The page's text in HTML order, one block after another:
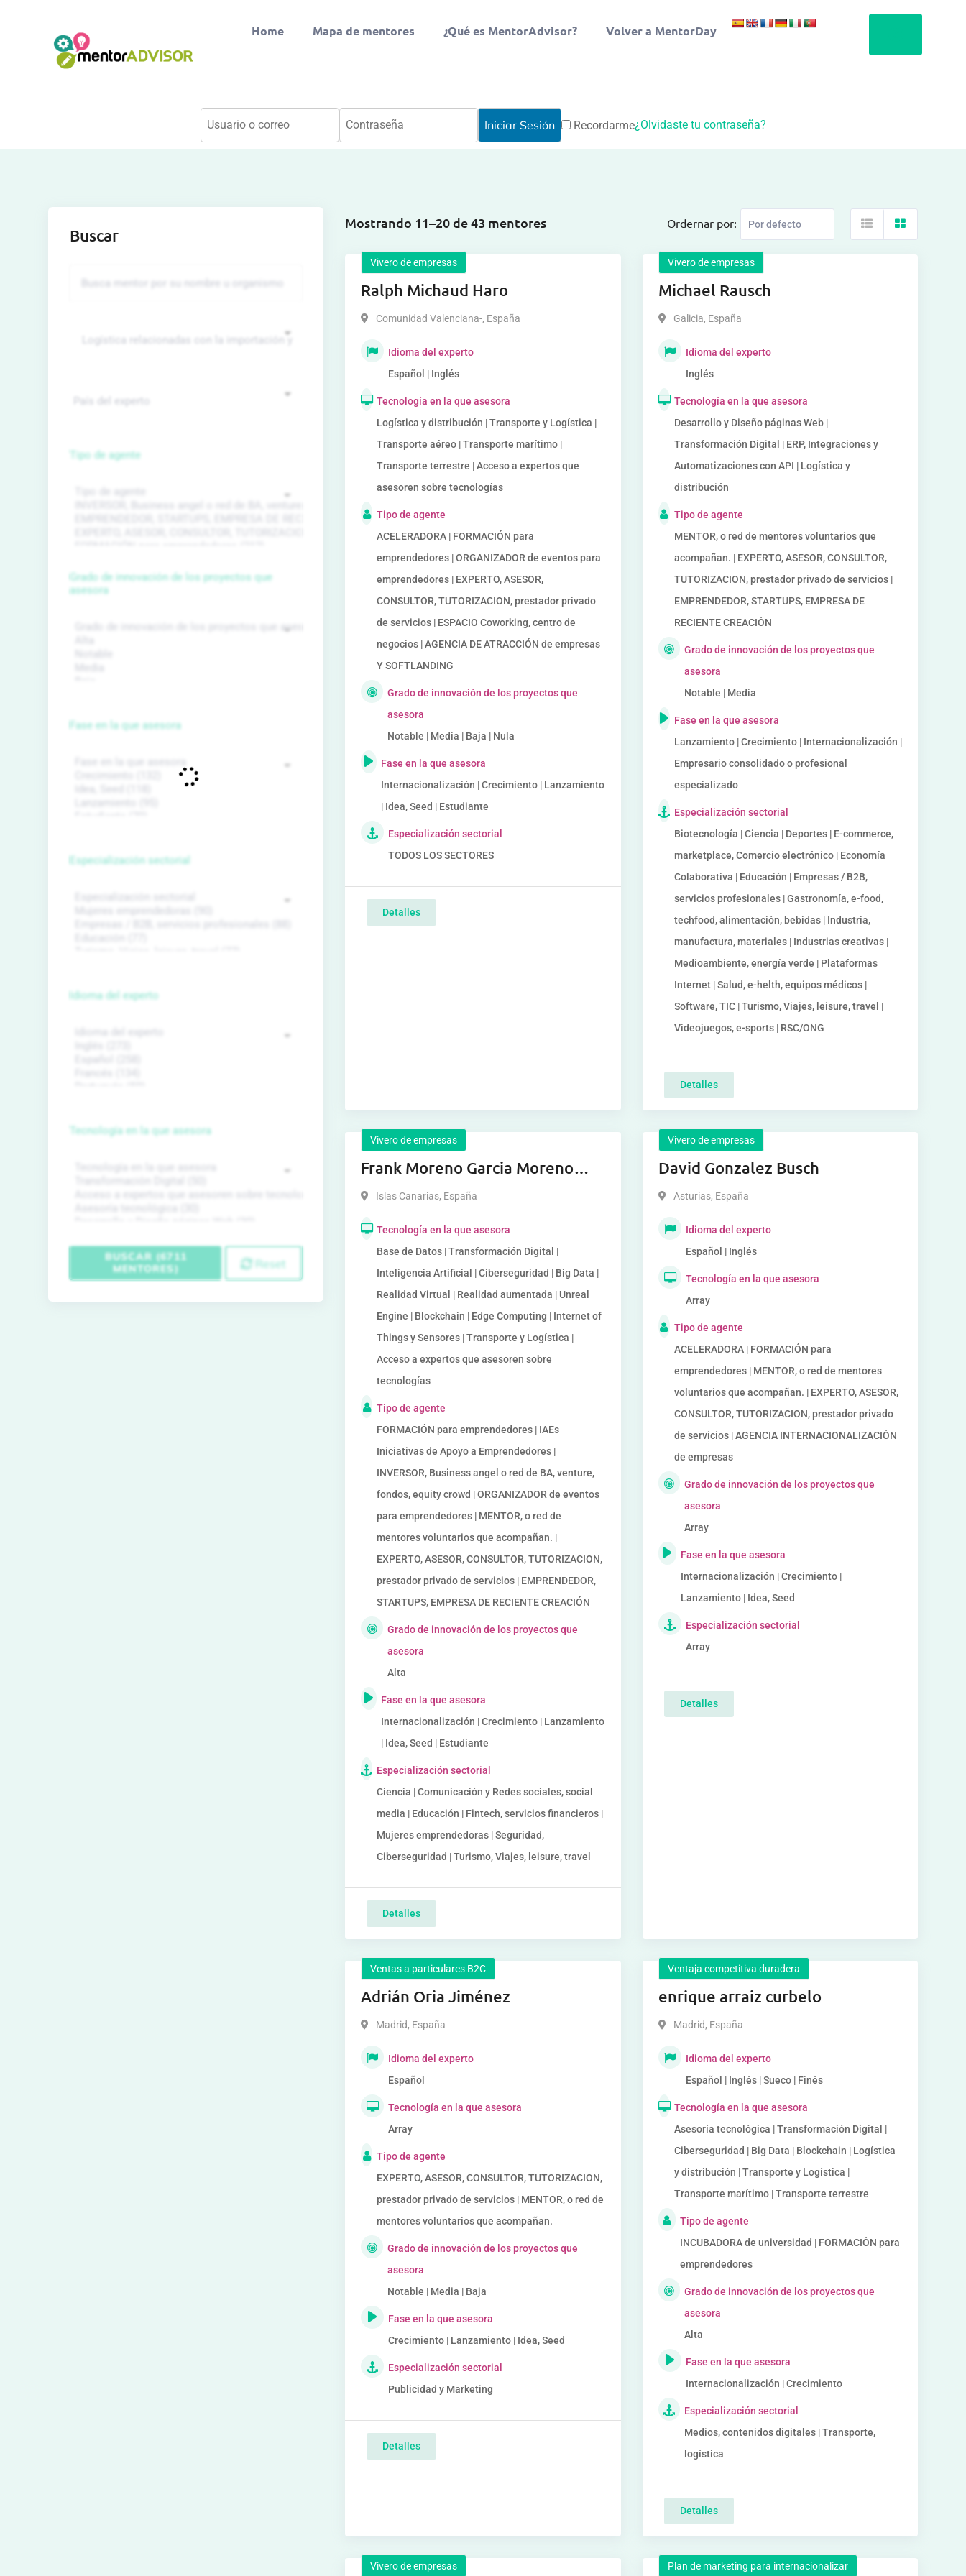
Home Mapa de mentores ¿Qué es MentorAdvisor? Volver a MentorDay
Recordarme¿Olvidaste tu contraseña?
Mostrando 11–20 de 43 mentores Ordernar por:
Vivero de empresas
Ralph Michaud Haro
Comunidad Valenciana-, España
Idioma del experto
Español | Inglés
Tecnología en la que asesora
Logística y distribución | Transporte y Logística |
Transporte aéreo | Transporte marítimo |
Transporte terrestre | Acceso a expertos que
asesoren sobre tecnologías
Tipo de agente
ACELERADORA | FORMACIÓN para
emprendedores | ORGANIZADOR de eventos para
emprendedores | EXPERTO, ASESOR,
CONSULTOR, TUTORIZACION, prestador privado
de servicios | ESPACIO Coworking, centro de
negocios | AGENCIA DE ATRACCIÓN de empresas
Y SOFTLANDING
Grado de innovación de los proyectos que
asesora
Notable | Media | Baja | Nula
Fase en la que asesora
Internacionalización | Crecimiento | Lanzamiento
| Idea, Seed | Estudiante
Especialización sectorial
TODOS LOS SECTORES
Detalles
Vivero de empresas
Michael Rausch
Galicia, España
Idioma del experto
Inglés
Tecnología en la que asesora
Desarrollo y Diseño páginas Web |
Transformación Digital | ERP, Integraciones y
Automatizaciones con API | Logística y
distribución
Tipo de agente
MENTOR, o red de mentores voluntarios que
acompañan. | EXPERTO, ASESOR, CONSULTOR,
TUTORIZACION, prestador privado de servicios |
EMPRENDEDOR, STARTUPS, EMPRESA DE
RECIENTE CREACIÓN
Grado de innovación de los proyectos que
asesora
Notable | Media
Fase en la que asesora
Lanzamiento | Crecimiento | Internacionalización |
Empresario consolidado o profesional
especializado
Especialización sectorial
Biotecnología | Ciencia | Deportes | E-commerce,
marketplace, Comercio electrónico | Economía
Colaborativa | Educación | Empresas / B2B,
servicios profesionales | Gastronomía, e-food,
techfood, alimentación, bebidas | Industria,
manufactura, materiales | Industrias creativas |
Medioambiente, energía verde | Plataformas
Internet | Salud, e-helth, equipos médicos |
Software, TIC | Turismo, Viajes, leisure, travel |
Videojuegos, e-sports | RSC/ONG
Detalles
Vivero de empresas
Frank Moreno Garcia Moreno
Garcia Moreno Garcia
Islas Canarias, España
Tecnología en la que asesora
Base de Datos | Transformación Digital |
Inteligencia Artificial | Ciberseguridad | Big Data |
Realidad Virtual | Realidad aumentada | Unreal
Engine | Blockchain | Edge Computing | Internet of
Things y Sensores | Transporte y Logística |
Acceso a expertos que asesoren sobre
tecnologías
Tipo de agente
FORMACIÓN para emprendedores | IAEs
Iniciativas de Apoyo a Emprendedores |
INVERSOR, Business angel o red de BA, venture,
fondos, equity crowd | ORGANIZADOR de eventos
para emprendedores | MENTOR, o red de
mentores voluntarios que acompañan. |
EXPERTO, ASESOR, CONSULTOR, TUTORIZACION,
prestador privado de servicios | EMPRENDEDOR,
STARTUPS, EMPRESA DE RECIENTE CREACIÓN
Grado de innovación de los proyectos que
asesora
Alta
Fase en la que asesora
Internacionalización | Crecimiento | Lanzamiento
| Idea, Seed | Estudiante
Especialización sectorial
Ciencia | Comunicación y Redes sociales, social
media | Educación | Fintech, servicios financieros |
Mujeres emprendedoras | Seguridad,
Ciberseguridad | Turismo, Viajes, leisure, travel
Detalles
Vivero de empresas
David Gonzalez Busch
Asturias, España
Idioma del experto
Español | Inglés
Tecnología en la que asesora
Array
Tipo de agente
ACELERADORA | FORMACIÓN para
emprendedores | MENTOR, o red de mentores
voluntarios que acompañan. | EXPERTO, ASESOR,
CONSULTOR, TUTORIZACION, prestador privado
de servicios | AGENCIA INTERNACIONALIZACIÓN
de empresas
Grado de innovación de los proyectos que
asesora
Array
Fase en la que asesora
Internacionalización | Crecimiento |
Lanzamiento | Idea, Seed
Especialización sectorial
Array
Detalles
Ventas a particulares B2C
Adrián Oria Jiménez
Madrid, España
Idioma del experto
Español
Tecnología en la que asesora
Array
Tipo de agente
EXPERTO, ASESOR, CONSULTOR, TUTORIZACION,
prestador privado de servicios | MENTOR, o red de
mentores voluntarios que acompañan.
Grado de innovación de los proyectos que
asesora
Notable | Media | Baja
Fase en la que asesora
Crecimiento | Lanzamiento | Idea, Seed
Especialización sectorial
Publicidad y Marketing
Detalles
Ventaja competitiva duradera
enrique arraiz curbelo
Madrid, España
Idioma del experto
Español | Inglés | Sueco | Finés
Tecnología en la que asesora
Asesoría tecnológica | Transformación Digital |
Ciberseguridad | Big Data | Blockchain | Logística
y distribución | Transporte y Logística |
Transporte marítimo | Transporte terrestre
Tipo de agente
INCUBADORA de universidad | FORMACIÓN para
emprendedores
Grado de innovación de los proyectos que
asesora
Alta
Fase en la que asesora
Internacionalización | Crecimiento
Especialización sectorial
Medios, contenidos digitales | Transporte,
logística
Detalles
Vivero de empresas Plan de marketing para internacionalizar
Buscar
Tipo de agente
Grado de innovación de los proyectos que
asesora
Fase en la que asesora
Especialización sectorial
Idioma del experto
Tecnología en la que asesora
BUSCAR (6711
MENTORES)
Reset